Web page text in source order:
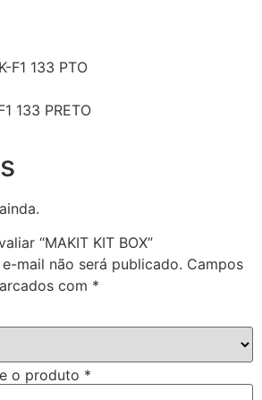
F1 133 PTO
133 PRETO
“MAKIT KIT BOX”
mail não será publicado. Campos
com *
o produto *